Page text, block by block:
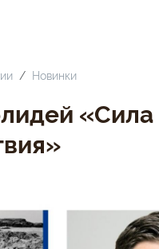
Новинки
«Сила